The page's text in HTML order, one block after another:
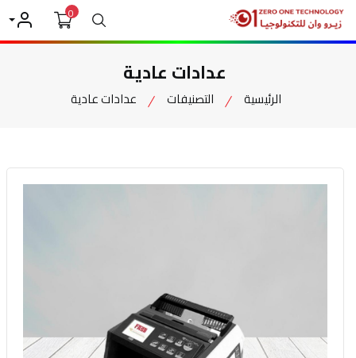
بحث0
حسابي
عدادات عادية
الرئيسية التصنيفات عدادات عادية